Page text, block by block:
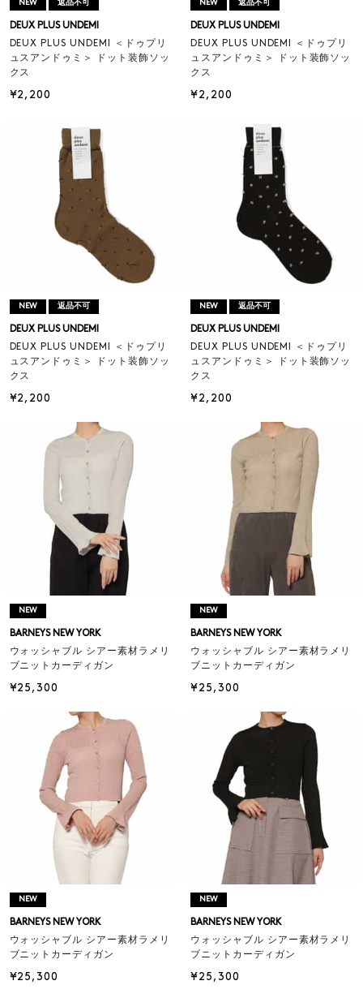
NEW 返品不可
DEUX PLUS UNDEMI
DEUX PLUS UNDEMI ＜ドゥプリ
ュスアンドゥミ＞ ドット装飾ソッ
クス
¥2,200
NEW 返品不可
DEUX PLUS UNDEMI
DEUX PLUS UNDEMI ＜ドゥプリ
ュスアンドゥミ＞ ドット装飾ソッ
クス
¥2,200
NEW 返品不可
DEUX PLUS UNDEMI
DEUX PLUS UNDEMI ＜ドゥプリ
ュスアンドゥミ＞ ドット装飾ソッ
クス
¥2,200
NEW 返品不可
DEUX PLUS UNDEMI
DEUX PLUS UNDEMI ＜ドゥプリ
ュスアンドゥミ＞ ドット装飾ソッ
クス
¥2,200
NEW
BARNEYS NEW YORK
ウォッシャブル シアー素材ラメリ
ブニットカーディガン
¥25,300
NEW
BARNEYS NEW YORK
ウォッシャブル シアー素材ラメリ
ブニットカーディガン
¥25,300
NEW
BARNEYS NEW YORK
ウォッシャブル シアー素材ラメリ
ブニットカーディガン
¥25,300
NEW
BARNEYS NEW YORK
ウォッシャブル シアー素材ラメリ
ブニットカーディガン
¥25,300